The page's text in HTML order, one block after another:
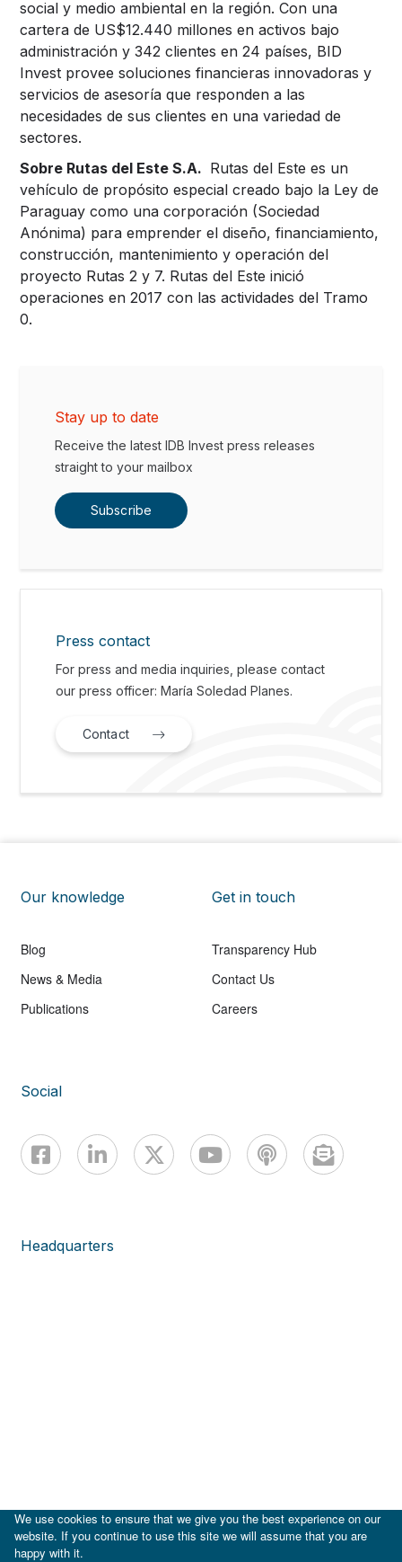
social y medio ambiental en la región. Con una
cartera de US$12.440 millones en activos bajo
administración y 342 clientes en 24 países, BID
Invest provee soluciones financieras innovadoras y
servicios de asesoría que responden a las
necesidades de sus clientes en una variedad de
sectores.
Sobre Rutas del Este S.A. Rutas del Este es un
vehículo de propósito especial creado bajo la Ley de
Paraguay como una corporación (Sociedad
Anónima) para emprender el diseño, financiamiento,
construcción, mantenimiento y operación del
proyecto Rutas 2 y 7. Rutas del Este inició
operaciones en 2017 con las actividades del Tramo
0.
Stay up to date
Receive the latest IDB Invest press releases
straight to your mailbox
Subscribe
Press contact
For press and media inquiries, please contact
our press officer: María Soledad Planes.
Contact
Our knowledge
Blog
News & Media
Publications
Get in touch
Transparency Hub
Contact Us
Careers
Social
Headquarters
We use cookies to ensure that we give you the best experience on our
website. If you continue to use this site we will assume that you are
happy with it.